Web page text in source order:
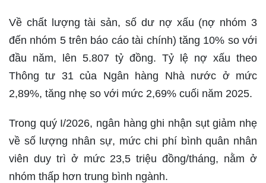
Về chất lượng tài sản, số dư nợ xấu (nợ nhóm 3
đến nhóm 5 trên báo cáo tài chính) tăng 10% so với
đầu năm, lên 5.807 tỷ đồng. Tỷ lệ nợ xấu theo
Thông tư 31 của Ngân hàng Nhà nước ở mức
2,89%, tăng nhẹ so với mức 2,69% cuối năm 2025.
Trong quý I/2026, ngân hàng ghi nhận sụt giảm nhẹ
về số lượng nhân sự, mức chi phí bình quân nhân
viên duy trì ở mức 23,5 triệu đồng/tháng, nằm ở
nhóm thấp hơn trung bình ngành.